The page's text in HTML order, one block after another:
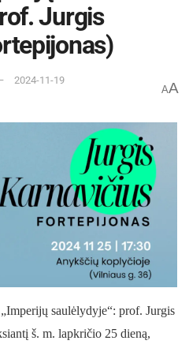
Jurgis
2024-11-19
AA
saulėlydyje“: prof. Jurgis
š. m. lapkričio 25 dieną,